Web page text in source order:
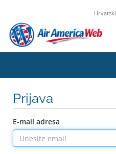
Hrvatski
Prijava
E-mail adresa